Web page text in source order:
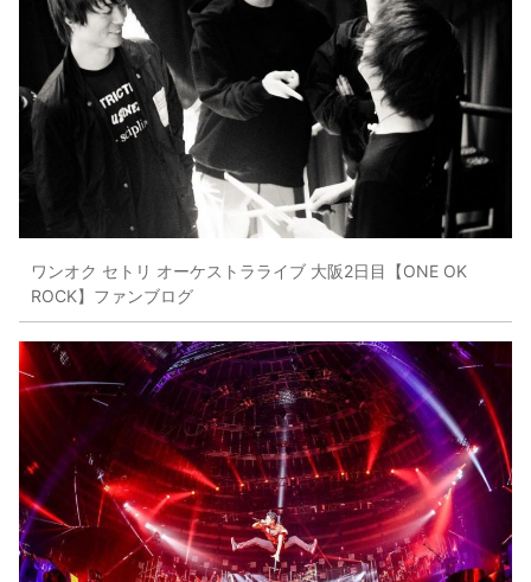
ワンオク セトリ オーケストラライブ 大阪2日目【ONE OK
ROCK】ファンブログ